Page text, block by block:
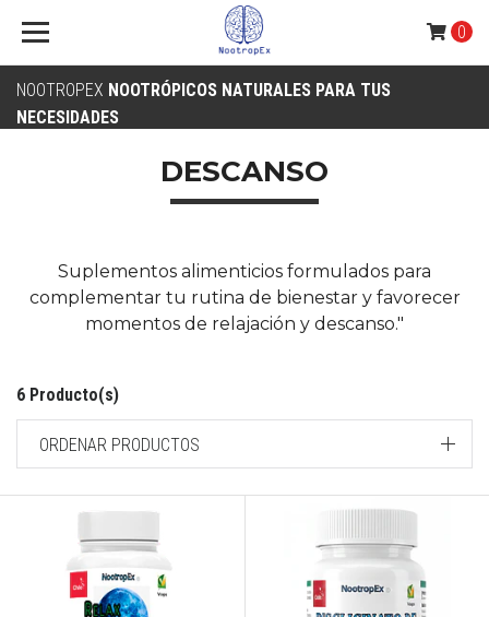
NOOTROPEX NOOTRÓPICOS NATURALES PARA TUS
NECESIDADES
0
DESCANSO
Suplementos alimenticios formulados para
complementar tu rutina de bienestar y favorecer
momentos de relajación y descanso."
6 Producto(s)
ORDENAR PRODUCTOS